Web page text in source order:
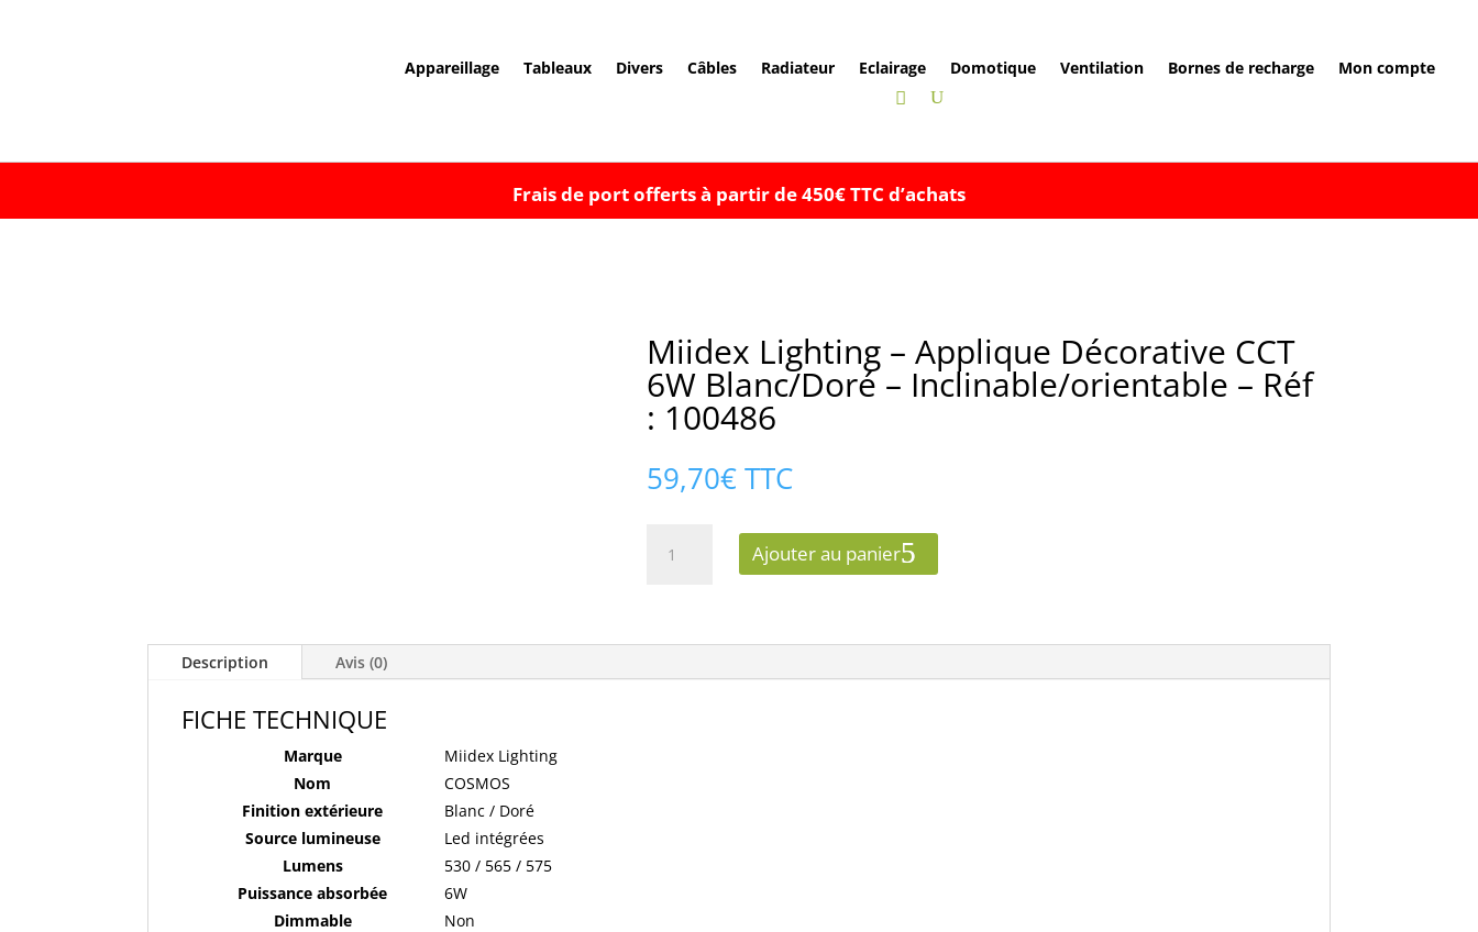
Appareillage Tableaux Divers Câbles Radiateur Eclairage Domotique Ventilation Bornes de recharge Mon compte
Frais de port offerts à partir de 450€ TTC d’achats
Miidex Lighting – Applique Décorative CCT
6W Blanc/Doré – Inclinable/orientable – Réf
: 100486
59,70€TTC
Ajouter au panier
Description Avis (0)
FICHE TECHNIQUE
Marque
Miidex Lighting
Nom
COSMOS
Finition extérieure
Blanc / Doré
Source lumineuse
Led intégrées
Lumens
530 / 565 / 575
Puissance absorbée
6W
Dimmable
Non